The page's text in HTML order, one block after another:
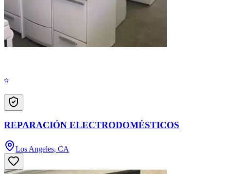
REPARACIÓN ELECTRODOMÉSTICOS
Los Angeles, CA